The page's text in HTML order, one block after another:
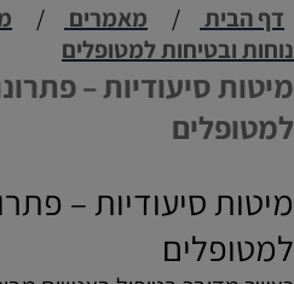
דף הבית / מאמרים /
נוחות ובטיחות למטופלים
מיטות סיעודיות –
למטופלים
מיטות סיעודיות –
למטופלים